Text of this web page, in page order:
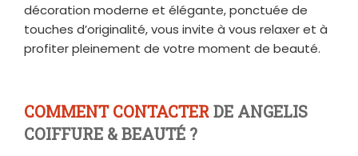
décoration moderne et élégante, ponctuée de
touches d’originalité, vous invite à vous relaxer et à
profiter pleinement de votre moment de beauté.
COMMENT CONTACTERDE ANGELIS
COIFFURE & BEAUTÉ ?